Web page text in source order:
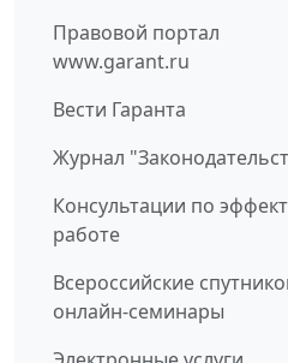
Правовой портал
www.garant.ru
Вести Гаранта
Журнал
Консультации по
работе
Всероссийские
онлайн-семинары